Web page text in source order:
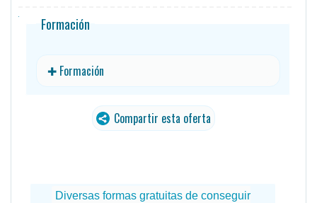
Formación
✚ Formación
Compartir esta oferta